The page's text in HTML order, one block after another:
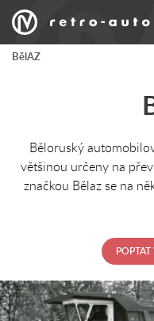
BělAZ
Běloruský
většinou určeny na
značkou Bělaz se na